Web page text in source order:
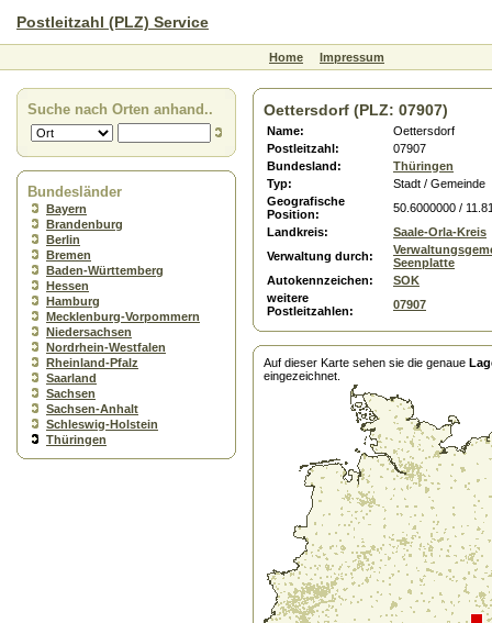
Postleitzahl (PLZ) Service
Home Impressum
Suche nach Orten anhand..
Bundesländer
Bayern
Brandenburg
Berlin
Bremen
Baden-Württemberg
Hessen
Hamburg
Mecklenburg-Vorpommern
Niedersachsen
Nordrhein-Westfalen
Rheinland-Pfalz
Saarland
Sachsen
Sachsen-Anhalt
Schleswig-Holstein
Thüringen
Oettersdorf (PLZ: 07907)
Name:
Oettersdorf
Postleitzahl:
07907
Bundesland:
Thüringen
Typ:
Stadt / Gemeinde
Geografische
Position:
50.6000000 /
Landkreis:
Saale-Orla-Kreis
Verwaltung durch:
Seenplatte
Autokennzeichen:
SOK
weitere
Postleitzahlen:
07907
Auf dieser Karte sehen sie die genaue
eingezeichnet.